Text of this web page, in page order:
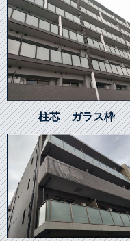
柱芯 ガラス枠